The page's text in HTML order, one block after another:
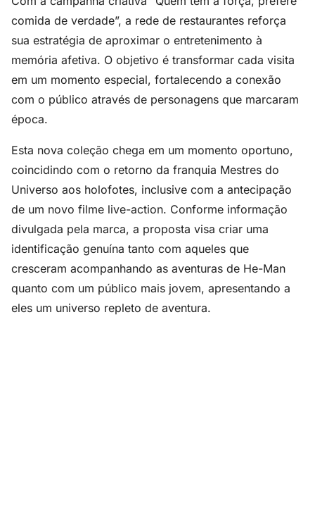
comida de verdade”, a rede de restaurantes reforça
sua estratégia de aproximar o entretenimento à
memória afetiva. O objetivo é transformar cada visita
em um momento especial, fortalecendo a conexão
com o público através de personagens que marcaram
época.
Esta nova coleção chega em um momento oportuno,
coincidindo com o retorno da franquia Mestres do
Universo aos holofotes, inclusive com a antecipação
de um novo filme live-action. Conforme informação
divulgada pela marca, a proposta visa criar uma
identificação genuína tanto com aqueles que
cresceram acompanhando as aventuras de He-Man
quanto com um público mais jovem, apresentando a
eles um universo repleto de aventura.